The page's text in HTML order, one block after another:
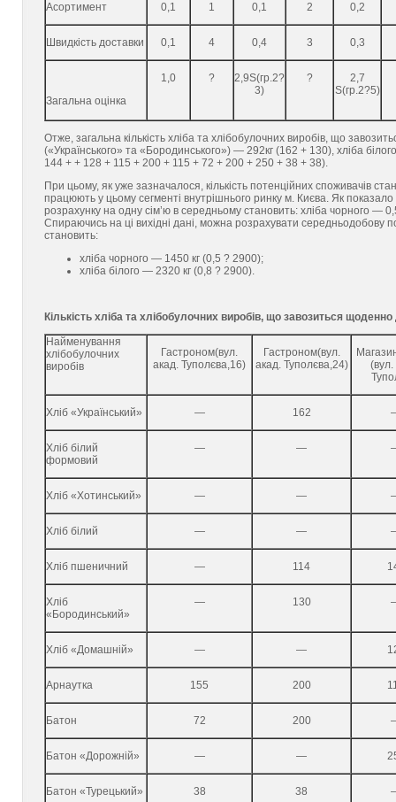
Асортимент 0,1 1 0,1 2 0,2
Швидкість доставки 0,1 4 0,4 3 0,3
Загальна оцінка
1,0 ?
2,9S(гр.2?
3)
?
2,7
S(гр.2?5)
Отже, загальна кількість хліба та хлібобулочних виробів, що
(«Українського» та «Бородинського») — 292кг (162 + 130), хліба
144 + + 128 + 115 + 200 + 115 + 72 + 200 + 250 + 38 + 38).
При цьому, як уже зазначалося, кількість потенційних споживачів
працюють у цьому сегменті внутрішнього ринку м. Києва. Як
розрахунку на одну сім’ю в середньому становить: хліба чорного —
Спираючись на ці вихідні дані, можна розрахувати середньодобову
становить:
хліба чорного — 1450 кг (0,5 ? 2900);
хліба білого — 2320 кг (0,8 ? 2900).
Кількість хліба та хлібобулочних виробів, що завозиться
Найменування
хлібобулочних
виробів
Гастроном(вул.
акад. Туполєва,16)
Гастроном(вул.
акад. Туполєва,24)
(вул.
Хліб «Український» — 162
Хліб білий
формовий
— —
Хліб «Хотинський» — —
Хліб білий — —
Хліб пшеничний — 114
Хліб
«Бородинський»
— 130
Хліб «Домашній» — —
Арнаутка 155 200
Батон 72 200
Батон «Дорожній» — —
Батон «Турецький» 38 38